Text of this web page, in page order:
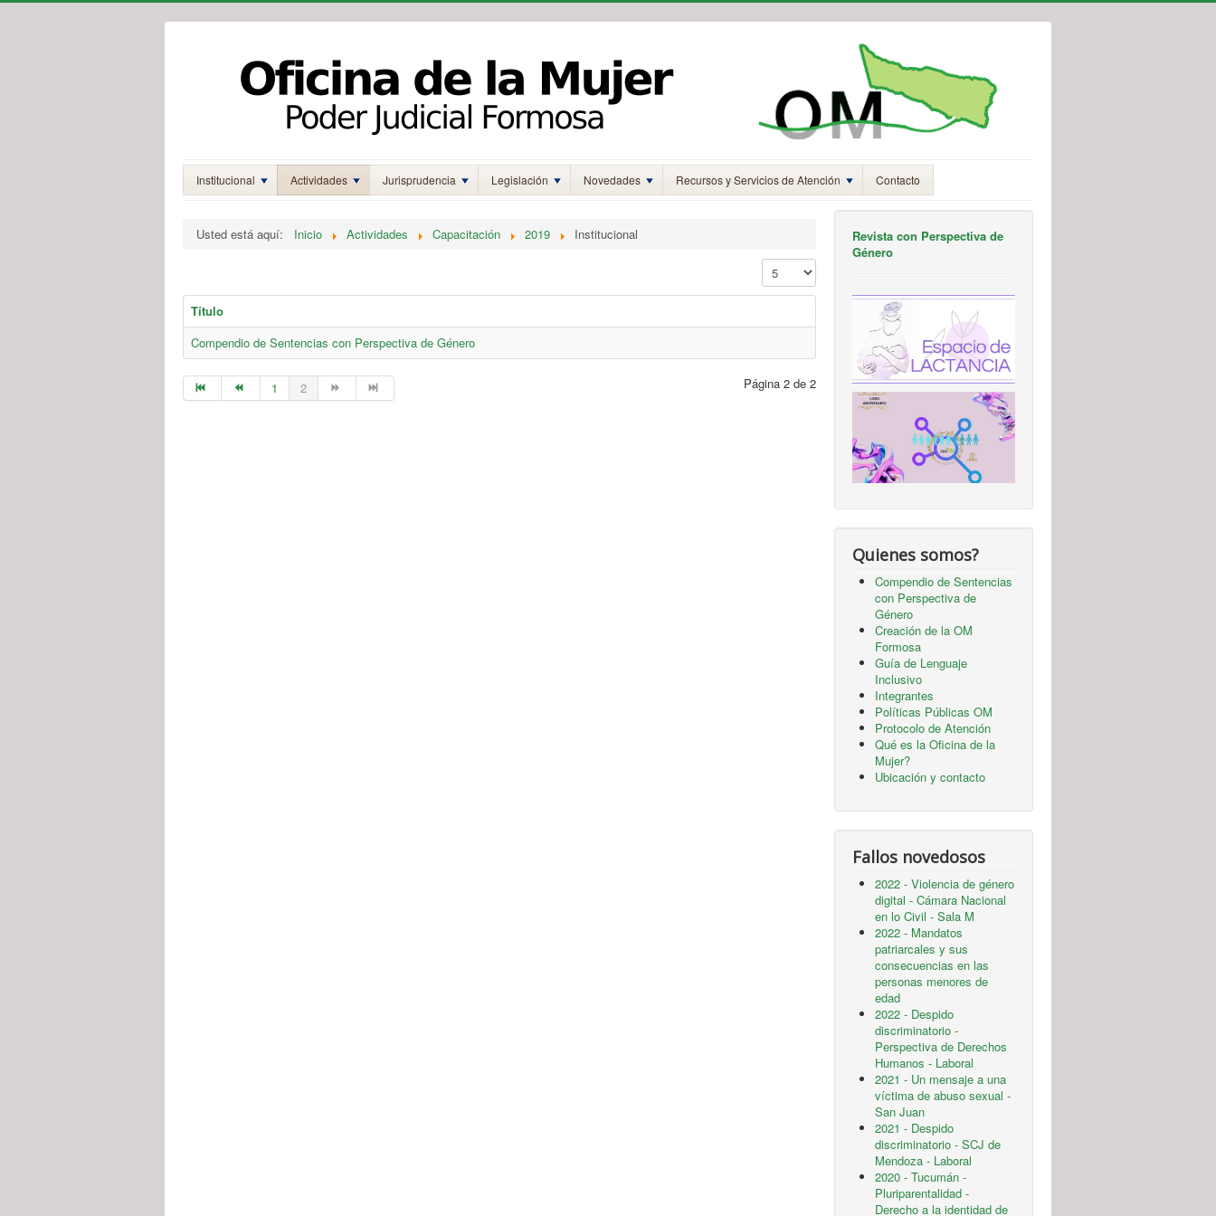
Institucional Actividades Jurisprudencia Legislación Novedades Recursos y Servicios de Atención Contacto
Usted está aquí: Inicio Actividades Capacitación 2019
Institucional
Mostrar #
Título
Compendio de Sentencias con Perspectiva de Género
Página 2 de 2
1 2
Revista con Perspectiva de
Género
Quienes somos?
Compendio de Sentencias
con Perspectiva de
Género
Creación de la OM
Formosa
Guía de Lenguaje
Inclusivo
Integrantes
Políticas Públicas OM
Protocolo de Atención
Qué es la Oficina de la
Mujer?
Ubicación y contacto
Fallos novedosos
2022 - Violencia de género
digital - Cámara Nacional
en lo Civil - Sala M
2022 - Mandatos
patriarcales y sus
consecuencias en las
personas menores de
edad
2022 - Despido
discriminatorio -
Perspectiva de Derechos
Humanos - Laboral
2021 - Un mensaje a una
víctima de abuso sexual -
San Juan
2021 - Despido
discriminatorio - SCJ de
Mendoza - Laboral
2020 - Tucumán -
Pluriparentalidad -
Derecho a la identidad de